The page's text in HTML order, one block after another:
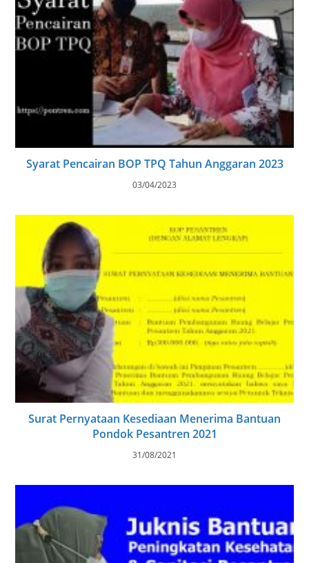
Syarat Pencairan BOP TPQ Tahun Anggaran 2023
03/04/2023
Surat Pernyataan Kesediaan Menerima Bantuan
Pondok Pesantren 2021
31/08/2021